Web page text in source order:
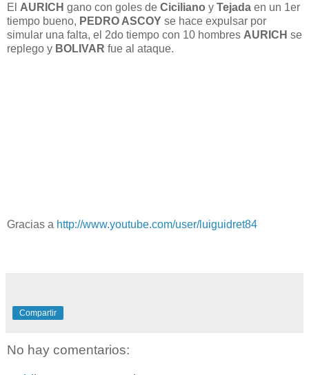
El AURICH gano con goles de Ciciliano y Tejada en un 1er
tiempo bueno, PEDRO ASCOY se hace expulsar por
simular una falta, el 2do tiempo con 10 hombres AURICH se
replego y BOLIVAR fue al ataque.
Gracias a http://www.youtube.com/user/luiguidret84
Compartir
No hay comentarios: